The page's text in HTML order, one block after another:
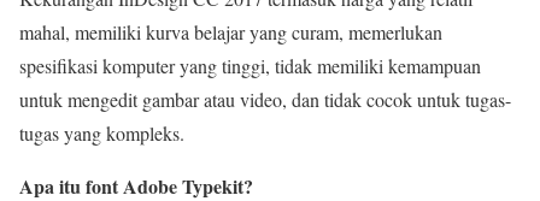
mahal, memiliki kurva belajar yang curam, memerlukan
spesifikasi komputer yang tinggi, tidak memiliki kemampuan
untuk mengedit gambar atau video, dan tidak cocok untuk tugas-
tugas yang kompleks.
Apa itu font Adobe Typekit?